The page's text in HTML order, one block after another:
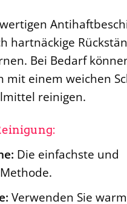
hartnäckige
Bei Bedarf
mit einem weichen
reinigen.
Die einfachste und
Verwenden Sie